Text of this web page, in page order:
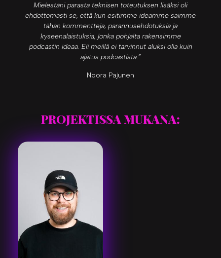
Mielestäni parasta teknisen toteutuksen lisäksi oli
ehdottomasti se, että kun esitimme ideamme saimme
tähän kommentteja, parannusehdotuksia ja
kyseenalaistuksia, jonka pohjalta rakensimme
podcastin ideaa. Eli meillä ei tarvinnut aluksi olla kuin
ajatus podcastista.”
Noora Pajunen
PROJEKTISSA MUKANA: